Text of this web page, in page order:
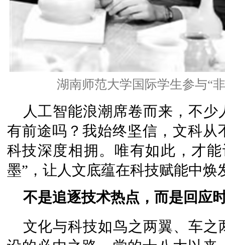
湖南师范大学国际学生参与“
人工智能浪潮席卷而来，不
有前途吗？我始终坚信，文科
科技深度相拥。唯有如此，才
墨”，让人文底蕴在科技赋能中焕
不是追逐技术热点，而是回应
文化与科技如鸟之两翼、车